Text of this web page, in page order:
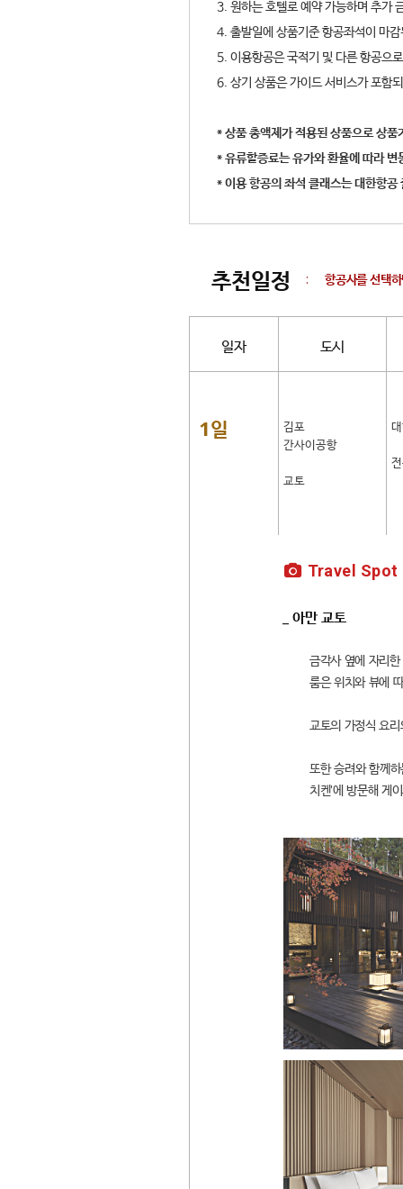
3. 원하는 호텔로 예약 가능하며 추가
4. 출발일에 상품기준 항공좌석이 마
5. 이용항공은 국적기 및 다른 항공으
6. 상기 상품은 가이드 서비스가 포함
* 상품 총액제가 적용된 상품으로 상
* 유류할증료는 유가와 환율에 따라 변
* 이용 항공의 좌석 클래스는 대한항
추천일정 : 항공사를 선택
일자 도시
1일
김포
간사이공항
교토
Travel Spot
_ 아만 교토
금각사 옆에 자리
룸은 위치와 뷰에
교토의 가정식 요
또한 승려와 함께
치켄'에 방문해 게